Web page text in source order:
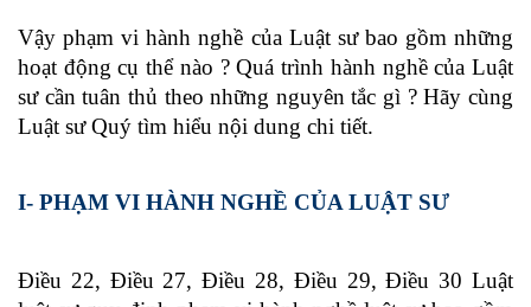
Vậy phạm vi hành nghề của Luật sư bao gồm những
hoạt động cụ thể nào ? Quá trình hành nghề của Luật
sư cần tuân thủ theo những nguyên tắc gì ? Hãy cùng
Luật sư Quý tìm hiểu nội dung chi tiết.
I- PHẠM VI HÀNH NGHỀ CỦA LUẬT SƯ
Điều 22, Điều 27, Điều 28, Điều 29, Điều 30 Luật